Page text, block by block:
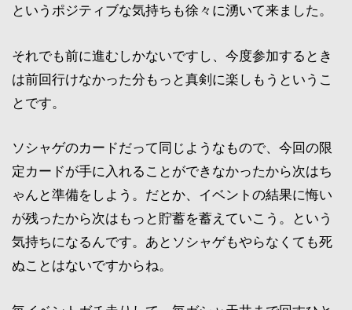
というポジティブな気持ちも徐々に湧いて来ました。
それでも前に進むしかないですし、今度参加するとき
は前回行けなかった分もっと真剣に楽しもうというこ
とです。
ソシャゲのカードだって同じようなもので、今回の限
定カードが手に入れることができなかったから次はち
ゃんと準備をしよう。だとか、イベントの結果に悔い
が残ったから次はもっと貯蓄を蓄えていこう。という
気持ちになるんです。あとソシャゲもやらなくても死
ぬことはないですからね。